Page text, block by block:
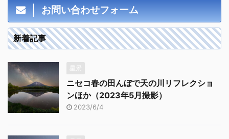
お問い合わせフォーム
新着記事
星景
ニセコ春の田んぼで天の川リフレクショ
ンほか（2023年5月撮影）
2023/6/4